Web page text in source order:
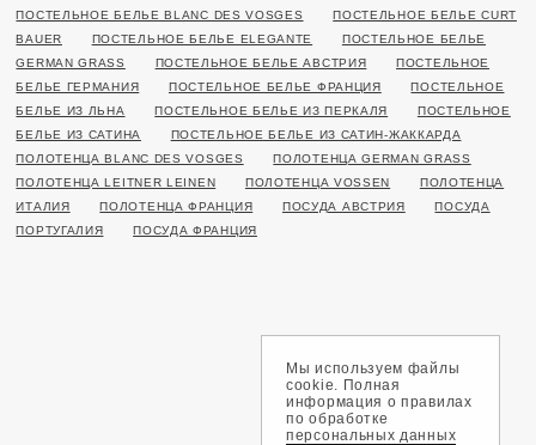
ПОСТЕЛЬНОЕ БЕЛЬЕ BLANC DES VOSGES
ПОСТЕЛЬНОЕ БЕЛЬЕ CURT
BAUER
ПОСТЕЛЬНОЕ БЕЛЬЕ ELEGANTE
ПОСТЕЛЬНОЕ БЕЛЬЕ
GERMAN GRASS
ПОСТЕЛЬНОЕ БЕЛЬЕ АВСТРИЯ
ПОСТЕЛЬНОЕ
БЕЛЬЕ ГЕРМАНИЯ
ПОСТЕЛЬНОЕ БЕЛЬЕ ФРАНЦИЯ
ПОСТЕЛЬНОЕ
БЕЛЬЕ ИЗ ЛЬНА
ПОСТЕЛЬНОЕ БЕЛЬЕ ИЗ ПЕРКАЛЯ
ПОСТЕЛЬНОЕ
БЕЛЬЕ ИЗ САТИНА
ПОСТЕЛЬНОЕ БЕЛЬЕ ИЗ САТИН-ЖАККАРДА
ПОЛОТЕНЦА BLANC DES VOSGES
ПОЛОТЕНЦА GERMAN GRASS
ПОЛОТЕНЦА LEITNER LEINEN
ПОЛОТЕНЦА VOSSEN
ПОЛОТЕНЦА
ИТАЛИЯ
ПОЛОТЕНЦА ФРАНЦИЯ ПОСУДА АВСТРИЯ
ПОСУДА
ПОРТУГАЛИЯ
ПОСУДА ФРАНЦИЯ
Мы используем файлы
cookie. Полная
информация о правилах
по обработке
персональных данных